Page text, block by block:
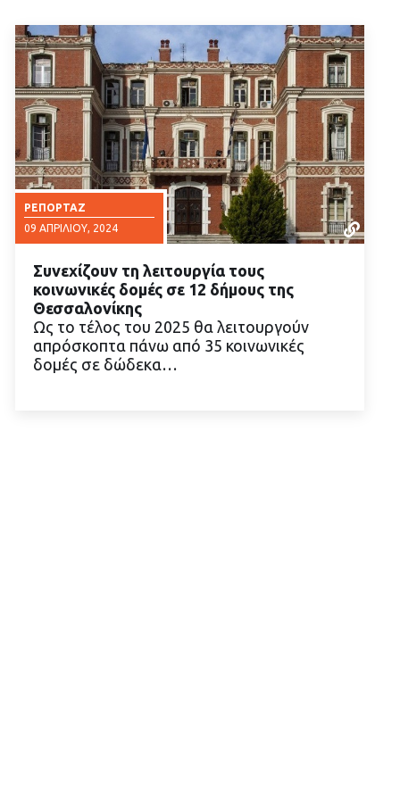
ΡΕΠΟΡΤΆΖ
09 ΑΠΡΙΛΊΟΥ, 2024
ΔΙΑΒΑΣΤΕ ΠΕΡΙΣΣΟΤΕΡΑ
Συνεχίζουν τη λειτουργία τους
κοινωνικές δομές σε 12 δήμους της
Θεσσαλονίκης
Ως το τέλος του 2025 θα λειτουργούν
απρόσκοπτα πάνω από 35 κοινωνικές
δομές σε δώδεκα…